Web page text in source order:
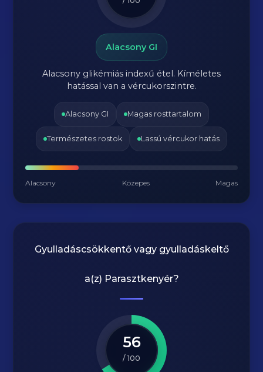
Alacsony GI
Alacsony glikémiás indexű étel. Kíméletes
hatással van a vércukorszintre.
Alacsony GI Magas rosttartalom
Természetes rostok Lassú vércukor hatás
Alacsony Közepes Magas
Gyulladáscsökkentő vagy gyulladáskeltő
a(z) Parasztkenyér?
56
/ 100